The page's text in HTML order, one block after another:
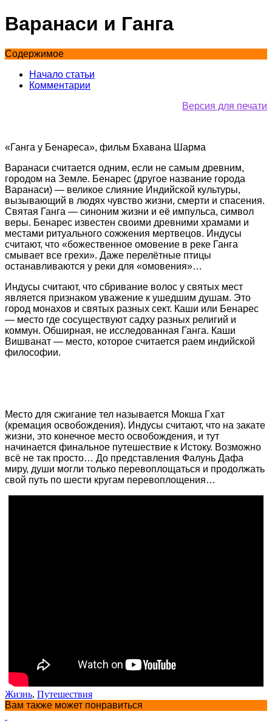
Варанаси и Ганга
Содержимое
Начало статьи
Комментарии
Версия для печати
«Ганга у Бенареса», фильм Бхавана Шарма
Варанаси считается одним, если не самым древним,
городом на Земле. Бенарес (другое название города
Варанаси) — великое слияние Индийской культуры,
вызывающий в людях чувство жизни, смерти и спасения.
Святая Ганга — синоним жизни и её импульса, символ
веры. Бенарес известен своими древними храмами и
местами ритуального сожжения мертвецов. Индусы
считают, что «божественное омовение в реке Ганга
смывает все грехи». Даже перелётные птицы
останавливаются у реки для «омовения»…
Индусы считают, что сбривание волос у святых мест
является признаком уважение к ушедшим душам. Это
город монахов и святых разных сект. Каши или Бенарес
— место где сосуществуют садху разных религий и
коммун. Обширная, не исследованная Ганга. Каши
Вишванат — место, которое считается раем индийской
философии.
Место для сжигание тел называется Мокша Гхат
(кремация освобождения). Индусы считают, что на закате
жизни, это конечное место освобождения, и тут
начинается финальное путешествие к Истоку. Возможно
всё не так просто… До представления Фалунь Дафа
миру, души могли только перевоплощаться и продолжать
свой путь по шести кругам перевоплощения…
Жизнь, Путешествия
Вам также может понравиться